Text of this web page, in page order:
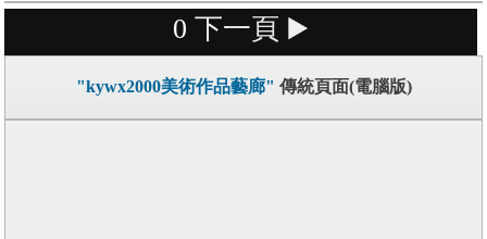
0 下一頁 ▶️
"kywx2000美術作品藝廊" 傳統頁面(電腦版)